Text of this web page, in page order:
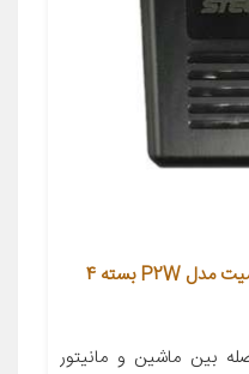
سنسور دنده عقب خودرو استیل میت مدل P2W بسته 4
بین ماشین و مانیتور